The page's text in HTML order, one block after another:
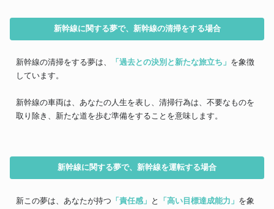
新幹線に関する夢で、新幹線の清掃をする場合
新幹線の清掃をする夢は、 「過去との決別と新たな旅立ち」 を象徴
しています。
新幹線の車両は、あなたの人生を表し、清掃行為は、不要なものを
取り除き、新たな道を歩む準備をすることを意味します。
新幹線に関する夢で、新幹線を運転する場合
新この夢は、あなたが持つ 「責任感」 と 「高い目標達成能力」 を象